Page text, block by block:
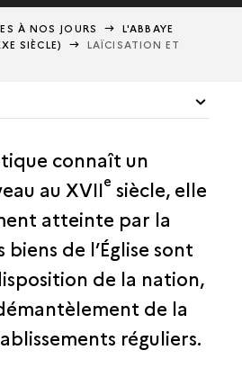
À NOS JOURS
L'ABBAYE
SIÈCLE)
LAÏCISATION ET
DANS LA VILLE
connaît un
au XVIIe siècle, elle
atteinte par la
biens de l’Église sont
de la nation,
de la
réguliers.